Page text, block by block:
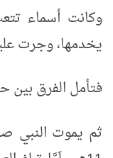
وكانت أسماء
يخدمها، وجرت
فتأمل الفرق بين
ثم يموت النبي